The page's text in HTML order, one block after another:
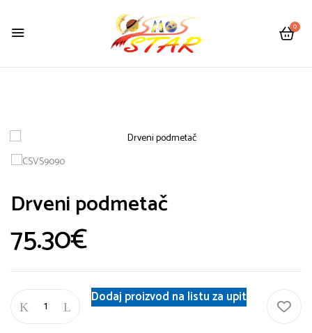
0
Drveni podmetač
75.30€
Dodaj proizvod na listu za upit